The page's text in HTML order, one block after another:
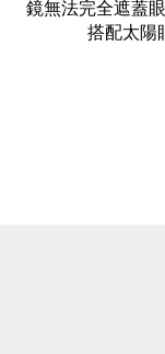
鏡無法完全遮蓋
搭配太陽